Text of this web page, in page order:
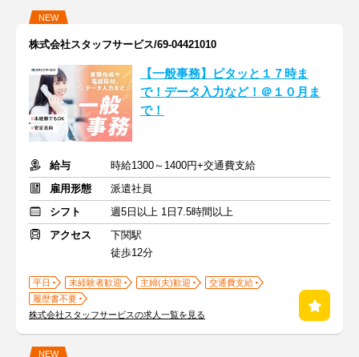
NEW
株式会社スタッフサービス/69-04421010
【一般事務】ピタッと１７時ま
で！データ入力など！＠１０月ま
で！
給与
時給1300～1400円+交通費支給
雇用形態
派遣社員
シフト
週5日以上 1日7.5時間以上
アクセス
下関駅
徒歩12分
平日 未経験者歓迎 主婦(夫)歓迎
交通費支給
履歴書不要
株式会社スタッフサービスの求人一覧を見る
NEW